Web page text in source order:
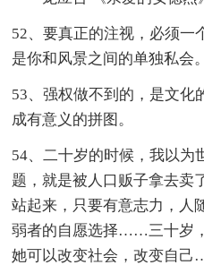
52、要真正的注视，必须一
是你和风景之间的单独私会
53、强权做不到的，是文化
成有意义的拼图。
54、二十岁的时候，我以为
题，就是被人口贩子拿去卖
站起来，只要有意志力，人
弱者的自愿选择……三十岁
她可以改变社会，改变自